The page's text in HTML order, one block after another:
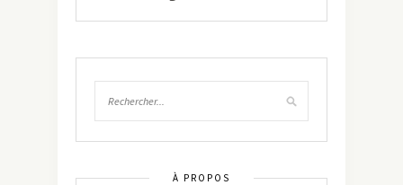
À PROPOS